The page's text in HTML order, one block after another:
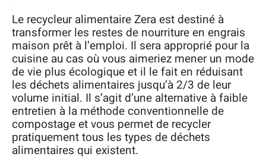
Le recycleur alimentaire Zera est destiné à
transformer les restes de nourriture en engrais
maison prêt à l’emploi. Il sera approprié pour la
cuisine au cas où vous aimeriez mener un mode
de vie plus écologique et il le fait en réduisant
les déchets alimentaires jusqu’à 2/3 de leur
volume initial. Il s’agit d’une alternative à faible
entretien à la méthode conventionnelle de
compostage et vous permet de recycler
pratiquement tous les types de déchets
alimentaires qui existent.